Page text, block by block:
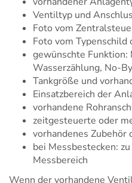
Ventiltyp und
Foto vom
Foto vom Typenschild
gewünschte Funktion:
Wasserzählung, No-
Tankgröße und
Einsatzbereich der
vorhandene
zeitgesteuerte oder
vorhandenes Zubehör
bei Messbestecken:
Messbereich
Wenn der vorhandene